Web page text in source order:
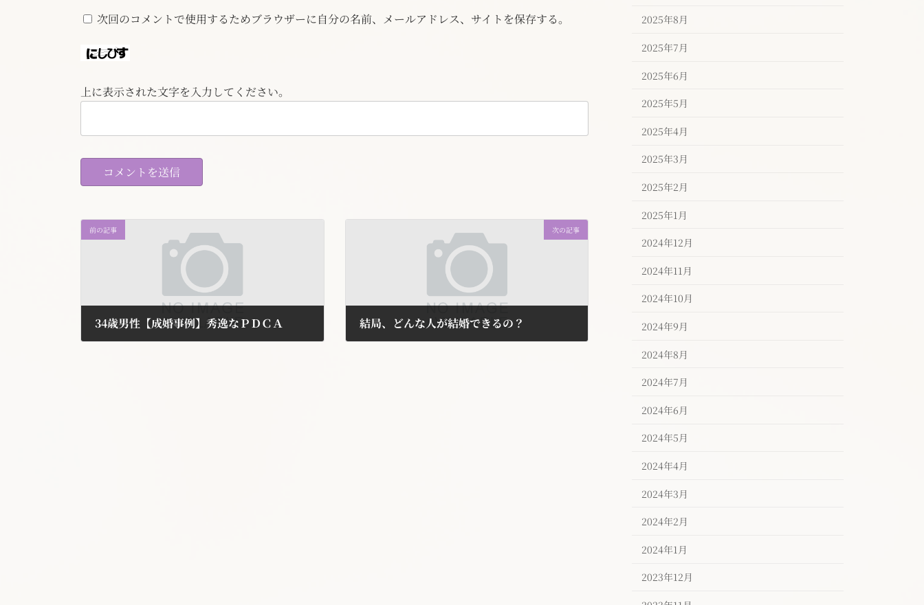
次回のコメントで使用するためブラウザーに自分の名前、メールアドレス、サイトを保存する。
上に表示された文字を入力してください。
前の記事
34歳男性【成婚事例】秀逸なＰＤＣＡ
次の記事
結局、どんな人が結婚できるの？
2025年8月
2025年7月
2025年6月
2025年5月
2025年4月
2025年3月
2025年2月
2025年1月
2024年12月
2024年11月
2024年10月
2024年9月
2024年8月
2024年7月
2024年6月
2024年5月
2024年4月
2024年3月
2024年2月
2024年1月
2023年12月